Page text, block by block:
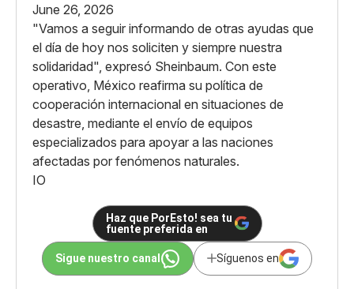
June 26, 2026
"Vamos a seguir informando de otras ayudas que
el día de hoy nos soliciten y siempre nuestra
solidaridad", expresó Sheinbaum. Con este
operativo, México reafirma su política de
cooperación internacional en situaciones de
desastre, mediante el envío de equipos
especializados para apoyar a las naciones
afectadas por fenómenos naturales.
IO
Haz que PorEsto! sea tu
fuente preferida en
Sigue nuestro canal Síguenos en